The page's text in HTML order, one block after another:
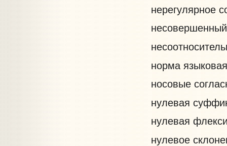
нерегулярное
норма
носовые
нулевая
нулевая
нулевое